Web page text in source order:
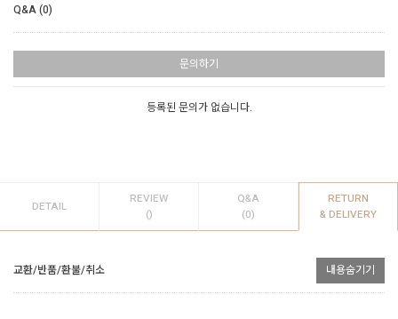
Q&A (0)
문의하기
등록된 문의가 없습니다.
DETAIL
REVIEW
()
Q&A
(0)
RETURN
& DELIVERY
교환/반품/환불/취소 내용숨기기